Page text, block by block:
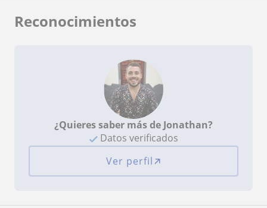
Reconocimientos
¿Quieres saber más de Jonathan?
Datos verificados
Ver perfil